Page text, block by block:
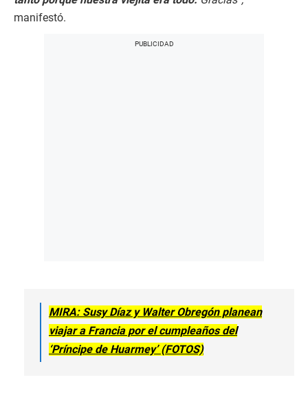
manifestó.
MIRA: Susy Díaz y Walter Obregón planean
viajar a Francia por el cumpleaños del
‘Príncipe de Huarmey’ (FOTOS)